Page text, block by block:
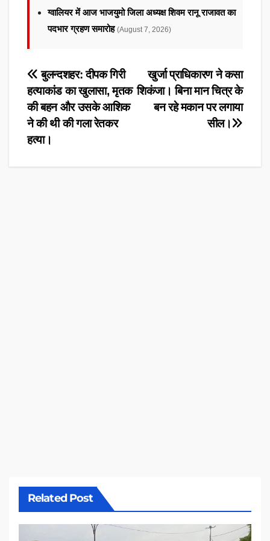
ग्वालियर में आज भाजयुमो जिला अध्यक्ष शिवम रानू राजावत का
पदभार ग्रहण समारोह (August 7, 2026)
Post
navigation
खुर्जा प्राधिकारण ने कसा
शिकंजा। बिना मान चित्र के
बन रहे मकान पर लगाया
सील।
बुलन्दशहर: दीपक गिरी
हत्याकांड का खुलासा, मृतक
की बहन और उसके आशिक
ने की थी की गला रेतकर
हत्या।
Related Post